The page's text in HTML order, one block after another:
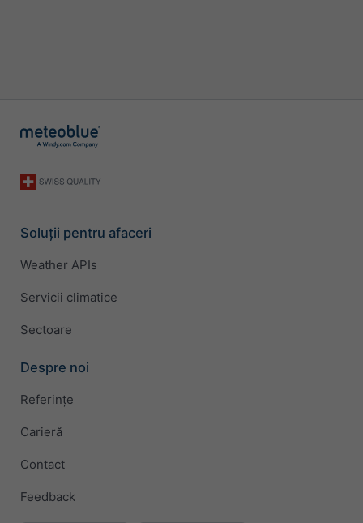
Soluții pentru afaceri
Weather APIs
Servicii climatice
Sectoare
Despre noi
Referințe
Carieră
Contact
Feedback